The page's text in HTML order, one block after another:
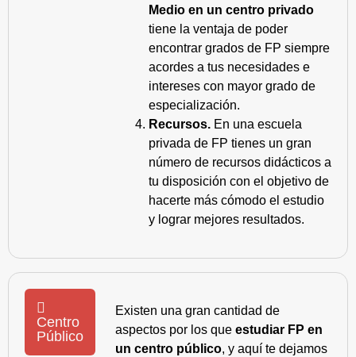
Medio en un centro privado
tiene la ventaja de poder
encontrar grados de FP siempre
acordes a tus necesidades e
intereses con mayor grado de
especialización.
Recursos. En una escuela
privada de FP tienes un gran
número de recursos didácticos a
tu disposición con el objetivo de
hacerte más cómodo el estudio
y lograr mejores resultados.
Centro
Público
Existen una gran cantidad de
aspectos por los que estudiar FP en
un centro público, y aquí te dejamos